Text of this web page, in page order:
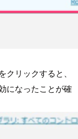
リックすると、
になったことが確